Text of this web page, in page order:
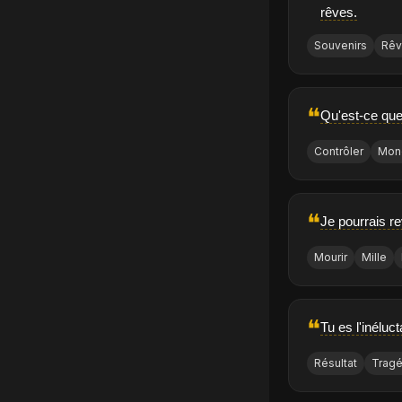
rêves.
Souvenirs
❝Qu'est-ce
Contrôler
❝Je pourrais
Mourir Mille
❝Tu es
Résultat